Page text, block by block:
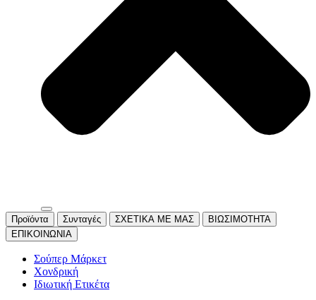
Προϊόντα Συνταγές ΣΧΕΤΙΚΑ ΜΕ ΜΑΣ
ΒΙΩΣΙΜΟΤΗΤΑ
ΕΠΙΚΟΙΝΩΝΙΑ
Σούπερ Μάρκετ
Χονδρική
Ιδιωτική Ετικέτα